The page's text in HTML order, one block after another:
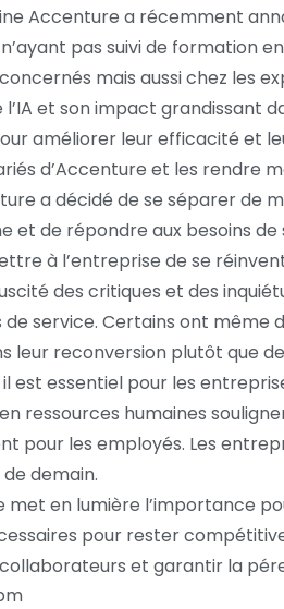
Accenture a récemment
pas suivi de formation
mais aussi chez les
et son impact grandissant
améliorer leur efficacité et
d’Accenture et les rendre
a décidé de se séparer de
et de répondre aux besoins
à l’entreprise de se
des critiques et des
service. Certains ont même
leur reconversion plutôt que
est essentiel pour les
ressources humaines
pour les employés. Les
demain.
met en lumière l’importance
pour rester
et garantir la